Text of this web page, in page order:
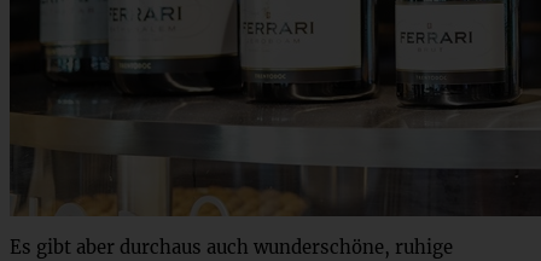
Es gibt aber durchaus auch wunderschöne, ruhige